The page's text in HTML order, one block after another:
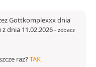
Gottkomplexxx dnia
dnia 11.02.2026- zobacz
raz?TAK